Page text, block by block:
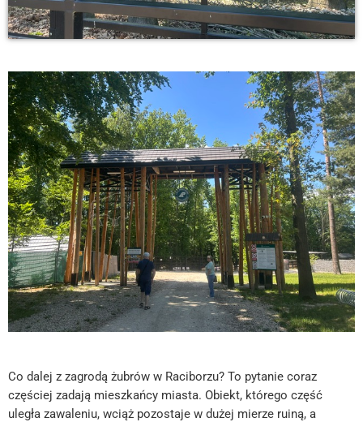
Co dalej z zagrodą żubrów w Raciborzu? To pytanie coraz
częściej zadają mieszkańcy miasta. Obiekt, którego część
uległa zawaleniu, wciąż pozostaje w dużej mierze ruiną, a